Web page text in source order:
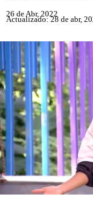
26 de Abr, 2022
Actualizado: 28 de abr,